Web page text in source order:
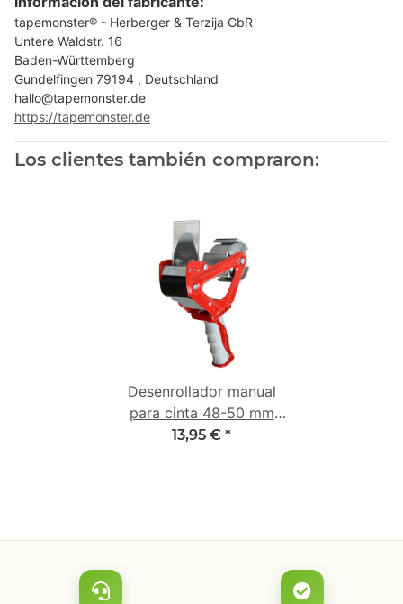
tapemonster® - Herberger & Terzija GbR
Untere Waldstr. 16
Baden-Württemberg
Gundelfingen 79194 , Deutschland
hallo@tapemonster.de
https://tapemonster.de
Los clientes también compraron:
Desenrollador manual
para cinta 48-50 mm
con empuñadura 2K de
13,95 € *